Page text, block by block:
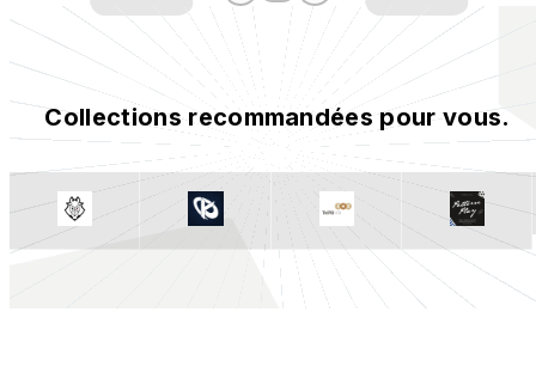
Collections recommandées pour vous.